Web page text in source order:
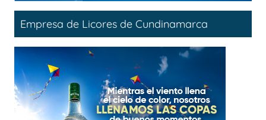
Empresa de Licores de Cundinamarca